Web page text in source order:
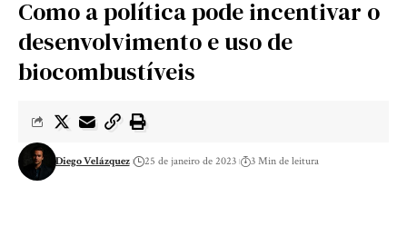
Como a política pode incentivar o
desenvolvimento e uso de
biocombustíveis
Diego Velázquez 25 de janeiro de 2023 3 Min de leitura